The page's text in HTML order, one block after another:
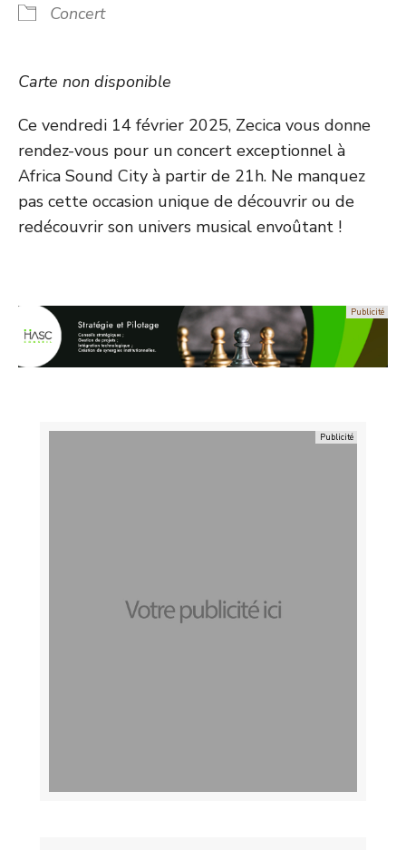
Concert
Carte non disponible
Ce vendredi 14 février 2025, Zecica vous donne
rendez-vous pour un concert exceptionnel à
Africa Sound City à partir de 21h. Ne manquez
pas cette occasion unique de découvrir ou de
redécouvrir son univers musical envoûtant !